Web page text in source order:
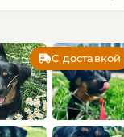
С доставкой